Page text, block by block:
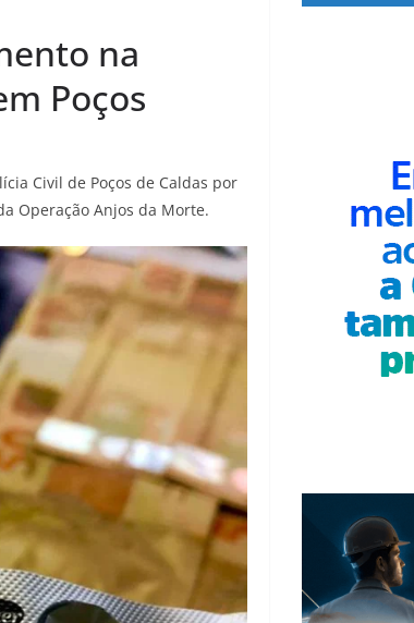
na
Poços
Civil de Poços de Caldas por
Operação Anjos da Morte.